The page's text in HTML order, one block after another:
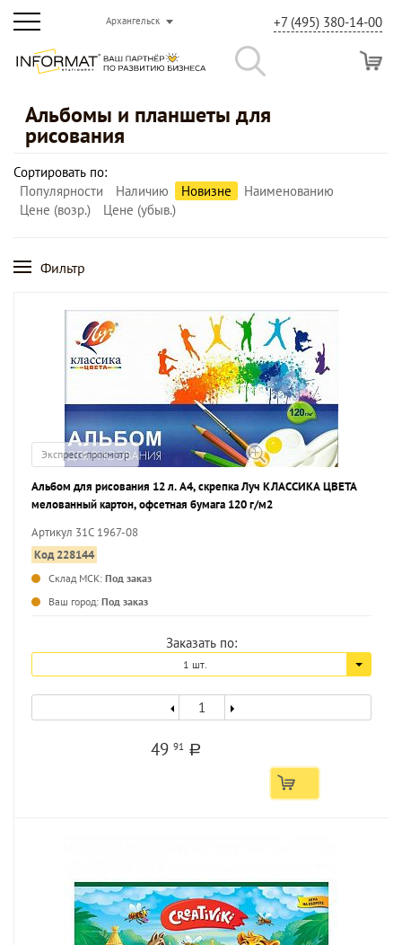
Архангельск +7 (495) 380-14-00
Альбомы и планшеты для
рисования
Сортировать по:
Популярности
Наличию Новизне
Наименованию
Цене (возр.)
Цене (убыв.)
Фильтр
Экспресс-просмотр
Альбом для рисования 12 л. А4, скрепка Луч КЛАССИКА ЦВЕТА
мелованный картон, офсетная бумага 120 г/м2
Артикул 31С 1967-08
Код 228144
Склад МСК: Под заказ
Ваш город: Под заказ
Заказать по:
1 шт.
4991 a